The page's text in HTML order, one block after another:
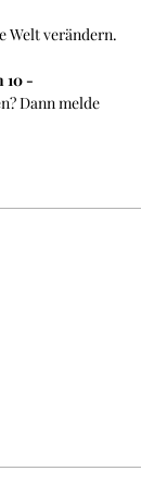
Welt verändern.
10 -
Dann melde
dem
darf jeder
für sich